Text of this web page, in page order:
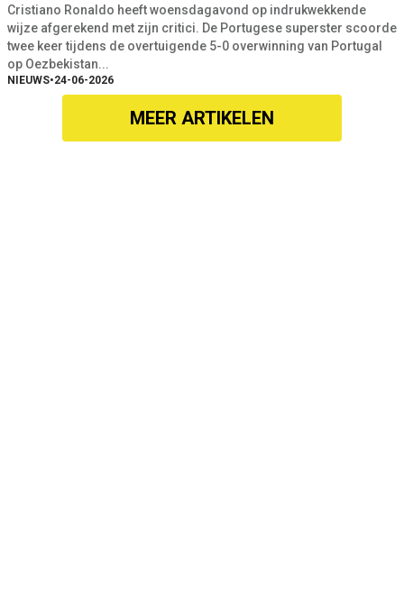
Cristiano Ronaldo heeft woensdagavond op indrukwekkende
wijze afgerekend met zijn critici. De Portugese superster scoorde
twee keer tijdens de overtuigende 5-0 overwinning van Portugal
op Oezbekistan...
NIEUWS•24-06-2026
MEER ARTIKELEN